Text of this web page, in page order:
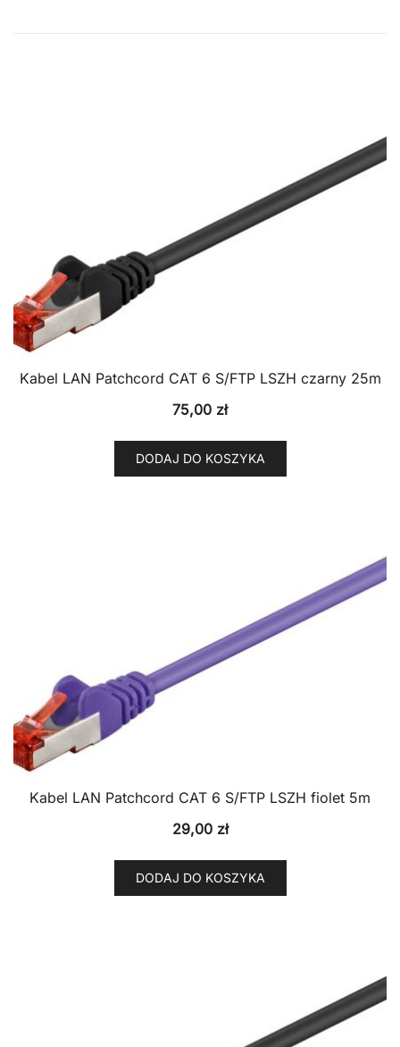
Kabel LAN Patchcord CAT 6 S/FTP LSZH czarny 25m
75,00 zł
DODAJ DO KOSZYKA
Kabel LAN Patchcord CAT 6 S/FTP LSZH fiolet 5m
29,00 zł
DODAJ DO KOSZYKA